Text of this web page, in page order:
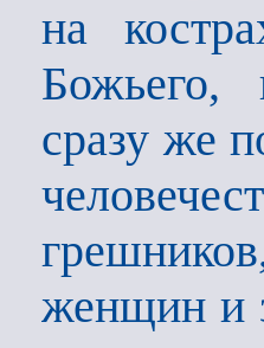
на
Божьего,
сразу же
женщин и